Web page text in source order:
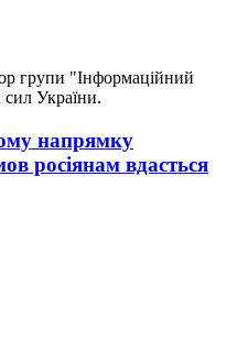
групи "Інформаційний
України.
напрямку
росіянам вдасться